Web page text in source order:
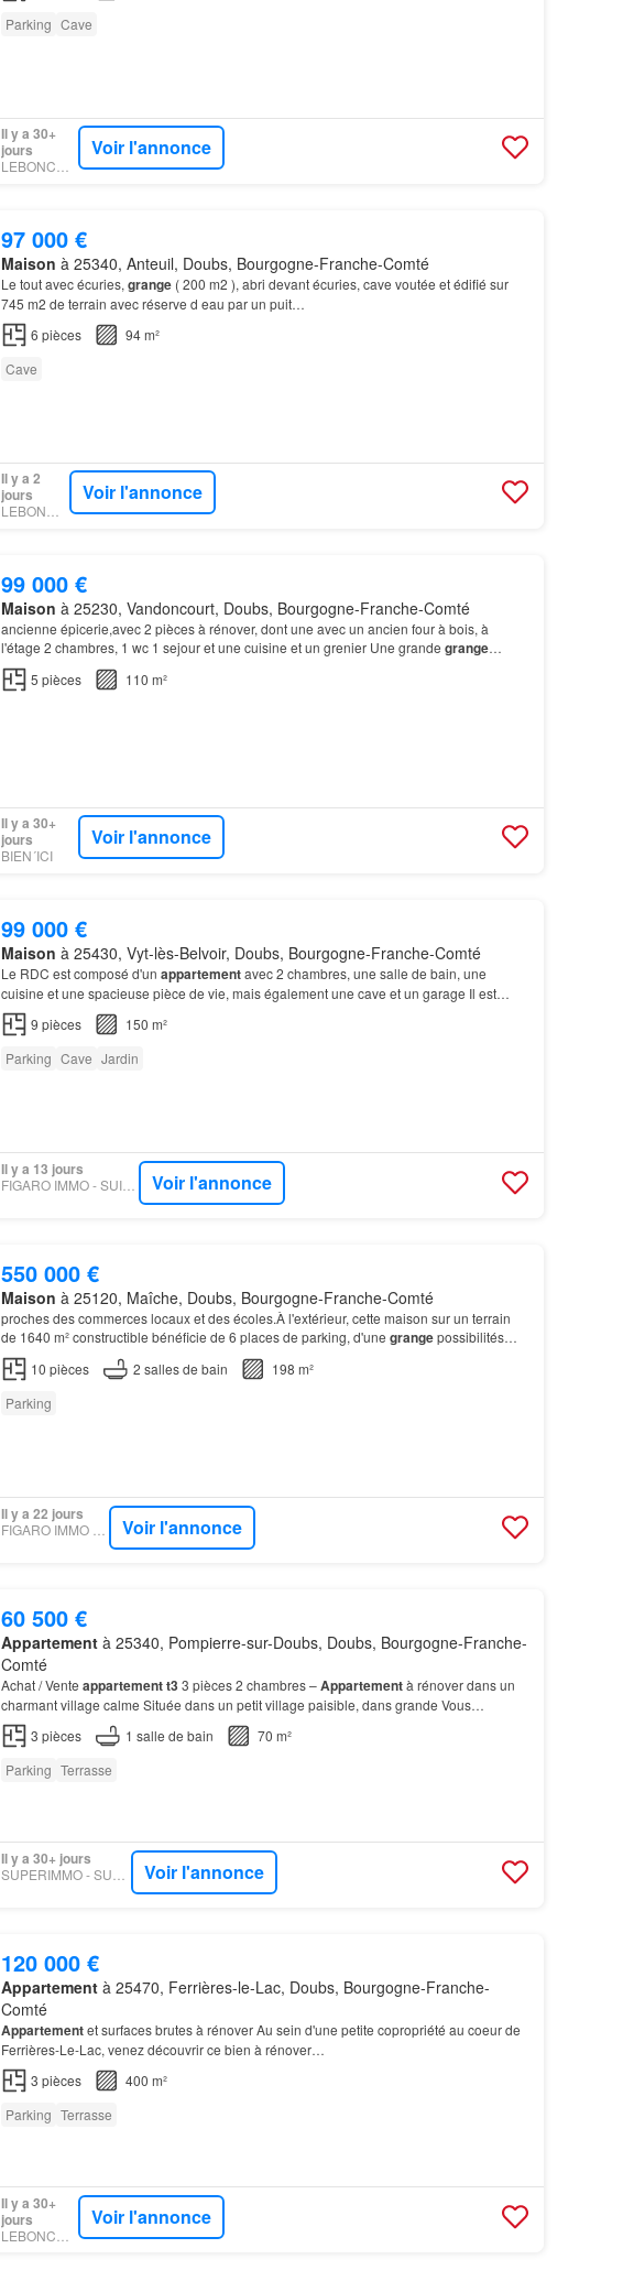
Parking Cave
Il y a 30+
jours
LEBONCOIN
Voir l'annonce
97 000 €
Maison à 25340, Anteuil, Doubs, Bourgogne-Franche-Comté
Le tout avec écuries, grange( 200 m2 ), abri devant écuries, cave voutée et édifié sur
745 m2 de terrain avec réserve d eau par un puit…
6 pièces
94 m²
Cave
Il y a 2
jours
LEBONCOIN
Voir l'annonce
99 000 €
Maison à 25230, Vandoncourt, Doubs, Bourgogne-Franche-Comté
ancienne épicerie,avec 2 pièces à rénover, dont une avec un ancien four à bois, à
l'étage 2 chambres, 1 wc 1 sejour et une cuisine et un grenier Une grande grange
(appartements , atelier, chambre d'hotes…
5 pièces 110 m²
Il y a 30+
jours
BIEN´ICI
Voir l'annonce
99 000 €
Maison à 25430, Vyt-lès-Belvoir, Doubs, Bourgogne-Franche-Comté
Le RDC est composé d'un appartementavec 2 chambres, une salle de bain, une
cuisine et une spacieuse pièce de vie, mais également une cave et un garage Il est
composé de 4 grandes pièces, une salle de bain, un WC et un garage…
9 pièces
150 m²
Parking Cave Jardin
Il y a 13 jours
FIGARO IMMO - SUISSE IMMO Voir l'annonce
550 000 €
Maison à 25120, Maîche, Doubs, Bourgogne-Franche-Comté
proches des commerces locaux et des écoles.À l'extérieur, cette maison sur un terrain
de 1640 m² constructible bénéficie de 6 places de parking, d'une grangepossibilités
d'aménagement et de rangement, idéal pour les projets…
10 pièces 2 salles de bain
198 m²
Parking
Il y a 22 jours
Voir l'annonce
60 500 €
Appartementà 25340, Pompierre-sur-Doubs, Doubs, Bourgogne-Franche-
Comté
Achat / Vente appartement t33 pièces 2 chambres –Appartementà rénover dans un
charmant village calme Située dans un petit village paisible, dans grande Vous
apprécierez également: une
, idéale pour un atelier,un gara…
3 pièces 1 salle de bain
70 m²
Parking Terrasse
Il y a 30+ jours
Voir l'annonce
120 000 €
Appartementà 25470, Ferrières-le-Lac, Doubs, Bourgogne-Franche-
Comté
Appartementet surfaces brutes à rénover Au sein d'une petite copropriété au coeur de
Ferrières-Le-Lac, venez découvrir ce bien à rénover…
3 pièces
400 m²
Parking Terrasse
Il y a 30+
jours
Voir l'annonce